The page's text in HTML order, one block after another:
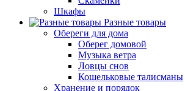
Шкафы
Разные товары
Обереги для дома
Оберег домовой
Музыка ветра
Ловцы снов
Кошельковые талисманы
Хранение и порядок